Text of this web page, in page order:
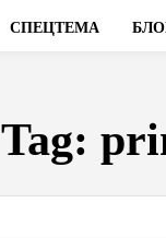
СПЕЦТЕМА
Tag: